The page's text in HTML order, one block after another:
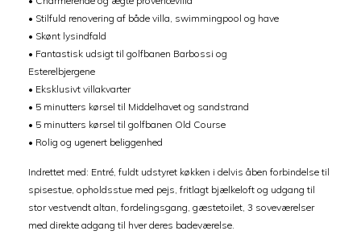
• Stilfuld renovering af både villa, swimmingpool og have
• Skønt lysindfald
• Fantastisk udsigt til golfbanen Barbossi og
Esterelbjergene
• Eksklusivt villakvarter
• 5 minutters kørsel til Middelhavet og sandstrand
• 5 minutters kørsel til golfbanen Old Course
• Rolig og ugenert beliggenhed
Indrettet med: Entré, fuldt udstyret køkken i delvis åben forbindelse til
spisestue, opholdsstue med pejs, fritlagt bjælkeloft og udgang til
stor vestvendt altan, fordelingsgang, gæstetoilet, 3 soveværelser
med direkte adgang til hver deres badeværelse.